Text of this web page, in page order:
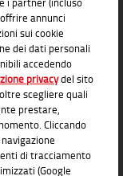
di Siena; P.I. Gruppo IVA
Societari- Messaggio
si rimanda ai
Banca S.p.A. o presso
annunci
sui cookie
dei dati personali
accedendo
privacydel sito
scegliere quali
prestare,
Cliccando
di tracciamento
(Google